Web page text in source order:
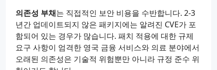
의존성 부채는 직접적인 보안 비용을 수반합니다. 2-3
년간 업데이트되지 않은 패키지에는 알려진 CVE가 포
함되어 있는 경우가 많습니다. 패치 적용에 대한 규제
요구 사항이 엄격한 영국 금융 서비스와 의료 분야에서
오래된 의존성은 기술적 위험뿐만 아니라 규정 준수 위